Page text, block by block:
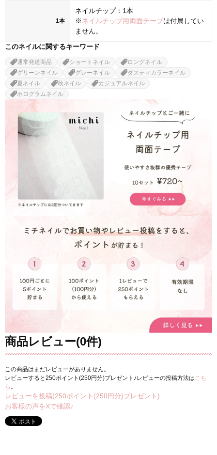
1本
ネイルチップ：1本
※ネイルチップ用両面テープは付属してい
ません。
このネイルに関するキーワード
通常発送商品 ショートネイル
ロングネイル
グリーンネイル
グレーネイル
ダスティカラーネイル
夏ネイル
秋ネイル
カジュアルネイル
ホログラムネイル
商品レビュー(0件)
この商品はまだレビューがありません。
レビューすると250ポイント(250円分)プレゼント♪レビューの投稿方法は こち
ら 。
レビューを投稿(250ポイント(250円分)プレゼント)
お客様の声をXで確認♪